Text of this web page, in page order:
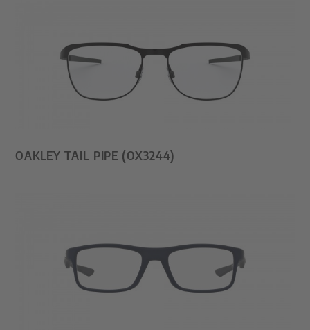
OAKLEY TAIL PIPE (OX3244)